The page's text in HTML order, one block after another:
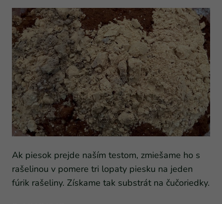
Ak piesok prejde naším testom, zmiešame ho s
rašelinou v pomere tri lopaty piesku na jeden
fúrik rašeliny. Získame tak substrát na čučoriedky.